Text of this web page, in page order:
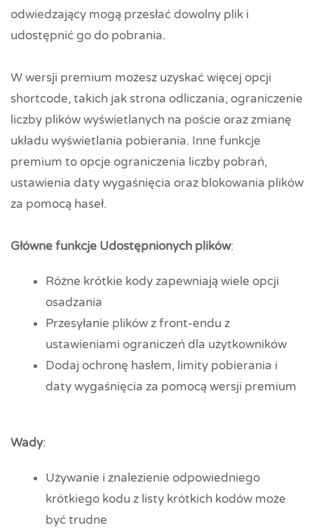
odwiedzający mogą przesłać dowolny plik i
udostępnić go do pobrania.
W wersji premium możesz uzyskać więcej opcji
shortcode, takich jak strona odliczania, ograniczenie
liczby plików wyświetlanych na poście oraz zmianę
układu wyświetlania pobierania. Inne funkcje
premium to opcje ograniczenia liczby pobrań,
ustawienia daty wygaśnięcia oraz blokowania plików
za pomocą haseł.
Główne funkcje Udostępnionych plików:
Różne krótkie kody zapewniają wiele opcji
osadzania
Przesyłanie plików z front-endu z
ustawieniami ograniczeń dla użytkowników
Dodaj ochronę hasłem, limity pobierania i
daty wygaśnięcia za pomocą wersji premium
Wady:
Używanie i znalezienie odpowiedniego
krótkiego kodu z listy krótkich kodów może
być trudne